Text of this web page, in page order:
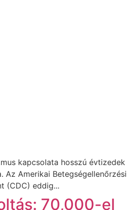
kapcsolata hosszú évtizedek
Az Amerikai Betegségellenőrzési
(CDC) eddig...
70,000-el